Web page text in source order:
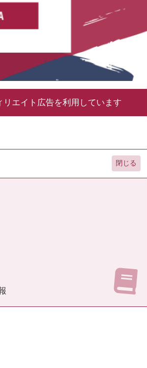
リエイト広告を利用しています